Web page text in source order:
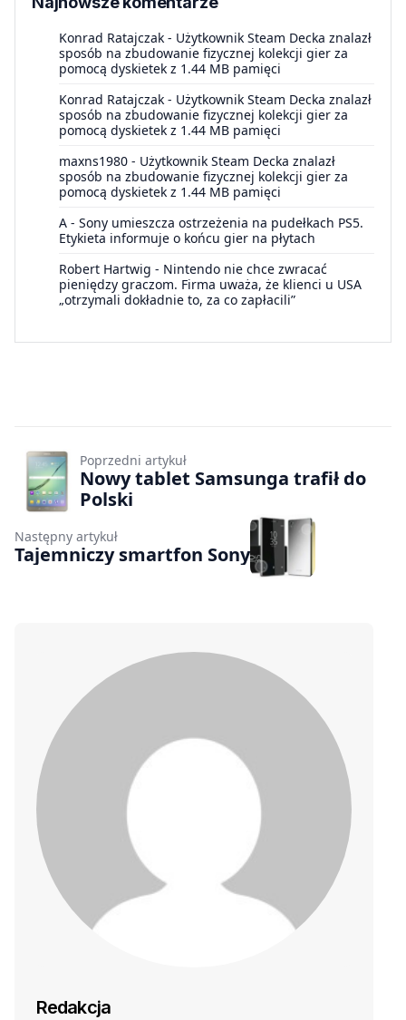
Konrad Ratajczak - Użytkownik Steam Decka znalazł
sposób na zbudowanie fizycznej kolekcji gier za
pomocą dyskietek z 1.44 MB pamięci
Konrad Ratajczak - Użytkownik Steam Decka znalazł
sposób na zbudowanie fizycznej kolekcji gier za
pomocą dyskietek z 1.44 MB pamięci
maxns1980 - Użytkownik Steam Decka znalazł
sposób na zbudowanie fizycznej kolekcji gier za
pomocą dyskietek z 1.44 MB pamięci
A - Sony umieszcza ostrzeżenia na pudełkach PS5.
Etykieta informuje o końcu gier na płytach
Robert Hartwig - Nintendo nie chce zwracać
pieniędzy graczom. Firma uważa, że klienci u USA
„otrzymali dokładnie to, za co zapłacili”
Poprzedni artykuł
Nowy tablet Samsunga trafił do
Polski
Następny artykuł
Tajemniczy smartfon Sony
Redakcja